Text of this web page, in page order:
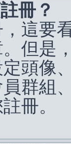
冊？
這要
但是
頭像
群組
冊。